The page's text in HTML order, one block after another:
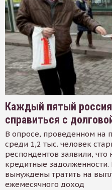
Каждый пятый
справиться с
В опросе, проведенном на
среди 1,2 тыс. человек
респондентов заявили, что
кредитные
вынуждены тратить на
ежемесячного доход